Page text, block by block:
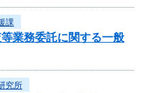
課
業務委託に関する一般
究所